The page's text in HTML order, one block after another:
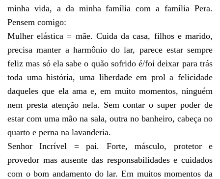
minha vida, a da minha família com a família Pera.
Pensem comigo:
Mulher elástica = mãe. Cuida da casa, filhos e marido,
precisa manter a harmônio do lar, parece estar sempre
feliz mas só ela sabe o quão sofrido é/foi deixar para trás
toda uma história, uma liberdade em prol a felicidade
daqueles que ela ama e, em muito momentos, ninguém
nem presta atenção nela. Sem contar o super poder de
estar com uma mão na sala, outra no banheiro, cabeça no
quarto e perna na lavanderia.
Senhor Incrível = pai. Forte, másculo, protetor e
provedor mas ausente das responsabilidades e cuidados
com o bom andamento do lar. Em muitos momentos da